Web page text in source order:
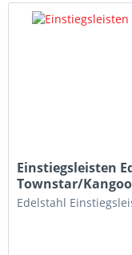
Einstiegsleisten
Townstar/Kangoo
Edelstahl